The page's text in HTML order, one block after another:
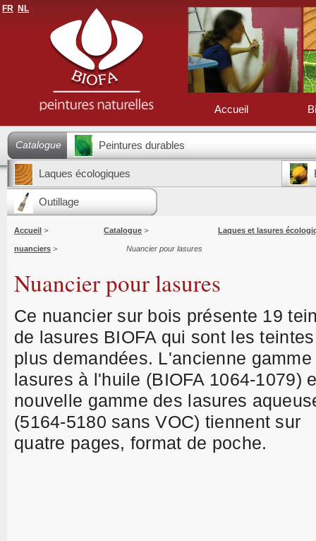
FR NL
Accueil
Catalogue Peintures durables
Laques écologiques
Outillage
Accueil > Catalogue > Laques et lasures
nuanciers > Nuancier pour lasures
Nuancier pour lasures
Ce nuancier sur bois présente 19
de lasures BIOFA qui sont les
plus demandées. L'ancienne
lasures à l'huile (BIOFA 1064-1079)
nouvelle gamme des lasures
(5164-5180 sans VOC) tiennent sur
quatre pages, format de poche.